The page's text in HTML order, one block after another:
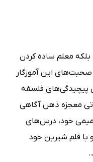
بلکه معلم ساده کردن
این آموزگار
پیچیدگی‌های فلسفه
معجزه ذهن آگاهی
خود، درس‌های
با قلم شیرین خود